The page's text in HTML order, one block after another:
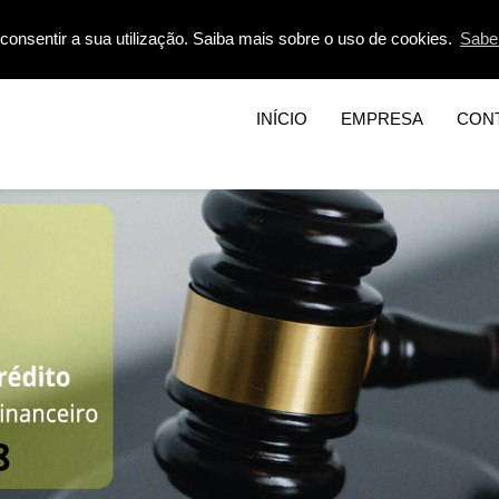
a sua utilização. Saiba mais sobre o uso de cookies.
INÍCIO EMPRESA